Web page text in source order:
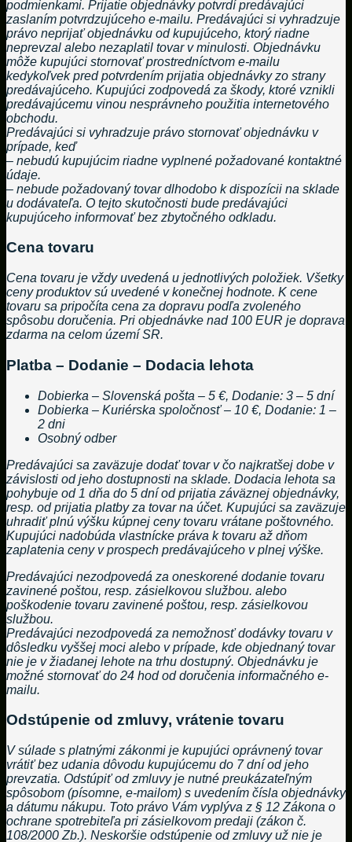
podmienkami. Prijatie objednávky potvrdí predávajúci
zaslaním potvrdzujúceho e-mailu. Predávajúci si vyhradzuje
právo neprijať objednávku od kupujúceho, ktorý riadne
neprevzal alebo nezaplatil tovar v minulosti. Objednávku
môže kupujúci stornovať prostredníctvom e-mailu
kedykoľvek pred potvrdením prijatia objednávky zo strany
predávajúceho. Kupujúci zodpovedá za škody, ktoré vznikli
predávajúcemu vinou nesprávneho použitia internetového
obchodu.
Predávajúci si vyhradzuje právo stornovať objednávku v
prípade, keď
– nebudú kupujúcim riadne vyplnené požadované kontaktné
údaje.
– nebude požadovaný tovar dlhodobo k dispozícii na sklade
u dodávateľa. O tejto skutočnosti bude predávajúci
kupujúceho informovať bez zbytočného odkladu.
Cena tovaru
Cena tovaru je vždy uvedená u jednotlivých položiek. Všetky
ceny produktov sú uvedené v konečnej hodnote. K cene
tovaru sa pripočíta cena za dopravu podľa zvoleného
spôsobu doručenia. Pri objednávke nad 100 EUR je doprava
zdarma na celom území SR.
Platba – Dodanie – Dodacia lehota
Dobierka – Slovenská pošta – 5 €, Dodanie: 3 – 5 dní
Dobierka – Kuriérska spoločnosť – 10 €, Dodanie: 1 –
2 dni
Osobný odber
Predávajúci sa zaväzuje dodať tovar v čo najkratšej dobe v
závislosti od jeho dostupnosti na sklade. Dodacia lehota sa
pohybuje od 1 dňa do 5 dní od prijatia záväznej objednávky,
resp. od prijatia platby za tovar na účet. Kupujúci sa zaväzuje
uhradiť plnú výšku kúpnej ceny tovaru vrátane poštovného.
Kupujúci nadobúda vlastnícke práva k tovaru až dňom
zaplatenia ceny v prospech predávajúceho v plnej výške.
Predávajúci nezodpovedá za oneskorené dodanie tovaru
zavinené poštou, resp. zásielkovou službou. alebo
poškodenie tovaru zavinené poštou, resp. zásielkovou
službou.
Predávajúci nezodpovedá za nemožnosť dodávky tovaru v
dôsledku vyššej moci alebo v prípade, kde objednaný tovar
nie je v žiadanej lehote na trhu dostupný. Objednávku je
možné stornovať do 24 hod od doručenia informačného e-
mailu.
Odstúpenie od zmluvy, vrátenie tovaru
V súlade s platnými zákonmi je kupujúci oprávnený tovar
vrátiť bez udania dôvodu kupujúcemu do 7 dní od jeho
prevzatia. Odstúpiť od zmluvy je nutné preukázateľným
spôsobom (písomne, e-mailom) s uvedením čísla objednávky
a dátumu nákupu. Toto právo Vám vyplýva z § 12 Zákona o
ochrane spotrebiteľa pri zásielkovom predaji (zákon č.
108/2000 Zb.). Neskoršie odstúpenie od zmluvy už nie je